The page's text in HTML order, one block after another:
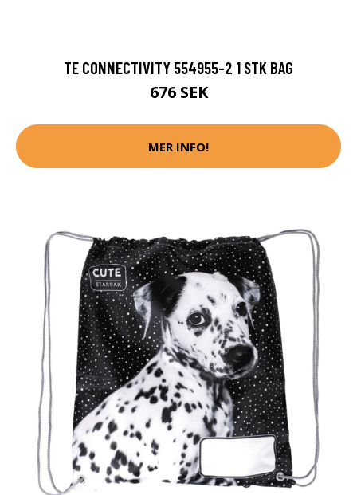
TE CONNECTIVITY 554955-2 1 STK BAG
676 SEK
MER INFO!